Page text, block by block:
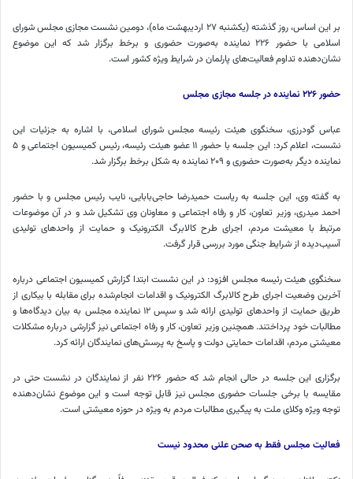
بر این اساس، روز گذشته (یکشنبه ۲۷ اردیبهشت ماه)، دومین نشست مجازی مجلس شورای
اسلامی با حضور ۲۲۶ نماینده به‌صورت حضوری و برخط برگزار شد که این موضوع
نشان‌دهنده تداوم فعالیت‌های پارلمان در شرایط ویژه کشور است.
حضور ۲۲۶ نماینده در جلسه مجازی مجلس
عباس گودرزی، سخنگوی هیئت رئیسه مجلس شورای اسلامی، با اشاره به جزئیات این
نشست، اعلام کرد: این جلسه با حضور ۱۱ عضو هیئت رئیسه، رئیس کمیسیون اجتماعی و ۵
نماینده دیگر به‌صورت حضوری و ۲۰۹ نماینده به شکل برخط برگزار شد.
به گفته وی، این جلسه به ریاست حمیدرضا حاجی‌بابایی، نایب رئیس مجلس و با حضور
احمد میدری، وزیر تعاون، کار و رفاه اجتماعی و معاونان وی تشکیل شد و در آن موضوعات
مرتبط با معیشت مردم، اجرای طرح کالابرگ الکترونیک و حمایت از واحدهای تولیدی
آسیب‌دیده از شرایط جنگی مورد بررسی قرار گرفت.
سخنگوی هیئت رئیسه مجلس افزود: در این نشست ابتدا گزارش کمیسیون اجتماعی درباره
آخرین وضعیت اجرای طرح کالابرگ الکترونیک و اقدامات انجام‌شده برای مقابله با بیکاری از
طریق حمایت از واحدهای تولیدی ارائه شد و سپس ۱۲ نماینده مجلس به بیان دیدگاه‌ها و
مطالبات خود پرداختند. همچنین وزیر تعاون، کار و رفاه اجتماعی نیز گزارشی درباره مشکلات
معیشتی مردم، اقدامات حمایتی دولت و پاسخ به پرسش‌های نمایندگان ارائه کرد.
برگزاری این جلسه در حالی انجام شد که حضور ۲۲۶ نفر از نمایندگان در نشست حتی در
مقایسه با برخی جلسات حضوری مجلس نیز قابل توجه است و این موضوع نشان‌دهنده
توجه ویژه وکلای ملت به پیگیری مطالبات مردم به ویژه در حوزه معیشتی است.
فعالیت مجلس فقط به صحن علنی محدود نیست